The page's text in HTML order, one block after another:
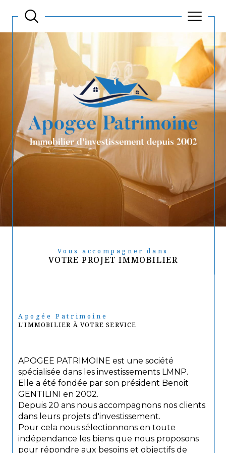
Vous accompagner dans
VOTRE PROJET IMMOBILIER
Apogée Patrimoine
L'IMMOBILIER À VOTRE SERVICE
APOGEE PATRIMOINE est une société
spécialisée dans les investissements LMNP.
Elle a été fondée par son président Benoit
GENTILINI en 2002.
Depuis 20 ans nous accompagnons nos clients
dans leurs projets d'investissement.
Pour cela nous sélectionnons en toute
indépendance les biens que nous proposons
pour répondre aux besoins et objectifs de